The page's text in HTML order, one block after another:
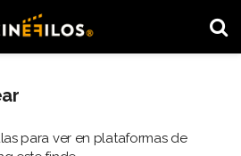
para ver en plataformas de